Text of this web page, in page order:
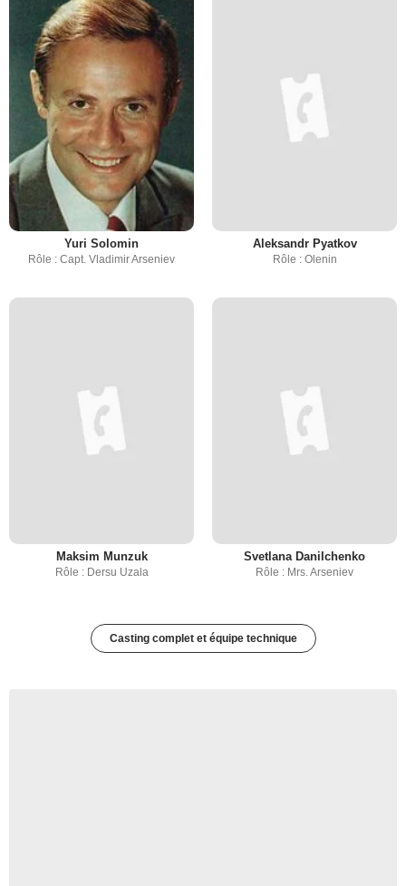
Yuri Solomin
Rôle : Capt. Vladimir Arseniev
Aleksandr Pyatkov
Rôle : Olenin
Maksim Munzuk
Rôle : Dersu Uzala
Svetlana Danilchenko
Rôle : Mrs. Arseniev
Casting complet et équipe technique